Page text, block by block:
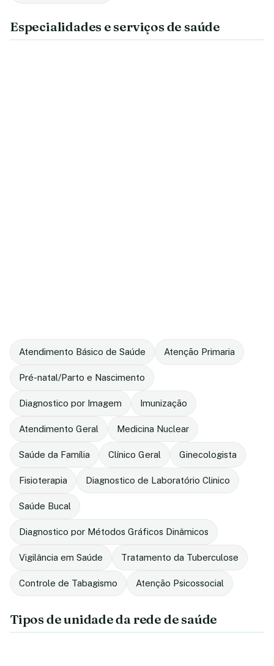
Especialidades e serviços de saúde
Atendimento Básico de Saúde Atenção Primaria
Pré-natal/Parto e Nascimento
Diagnostico por Imagem Imunização
Atendimento Geral Medicina Nuclear
Saúde da Família Clínico Geral Ginecologista
Fisioterapia Diagnostico de Laboratório Clinico
Saúde Bucal
Diagnostico por Métodos Gráficos Dinâmicos
Vigilância em Saúde Tratamento da Tuberculose
Controle de Tabagismo Atenção Psicossocial
Tipos de unidade da rede de saúde